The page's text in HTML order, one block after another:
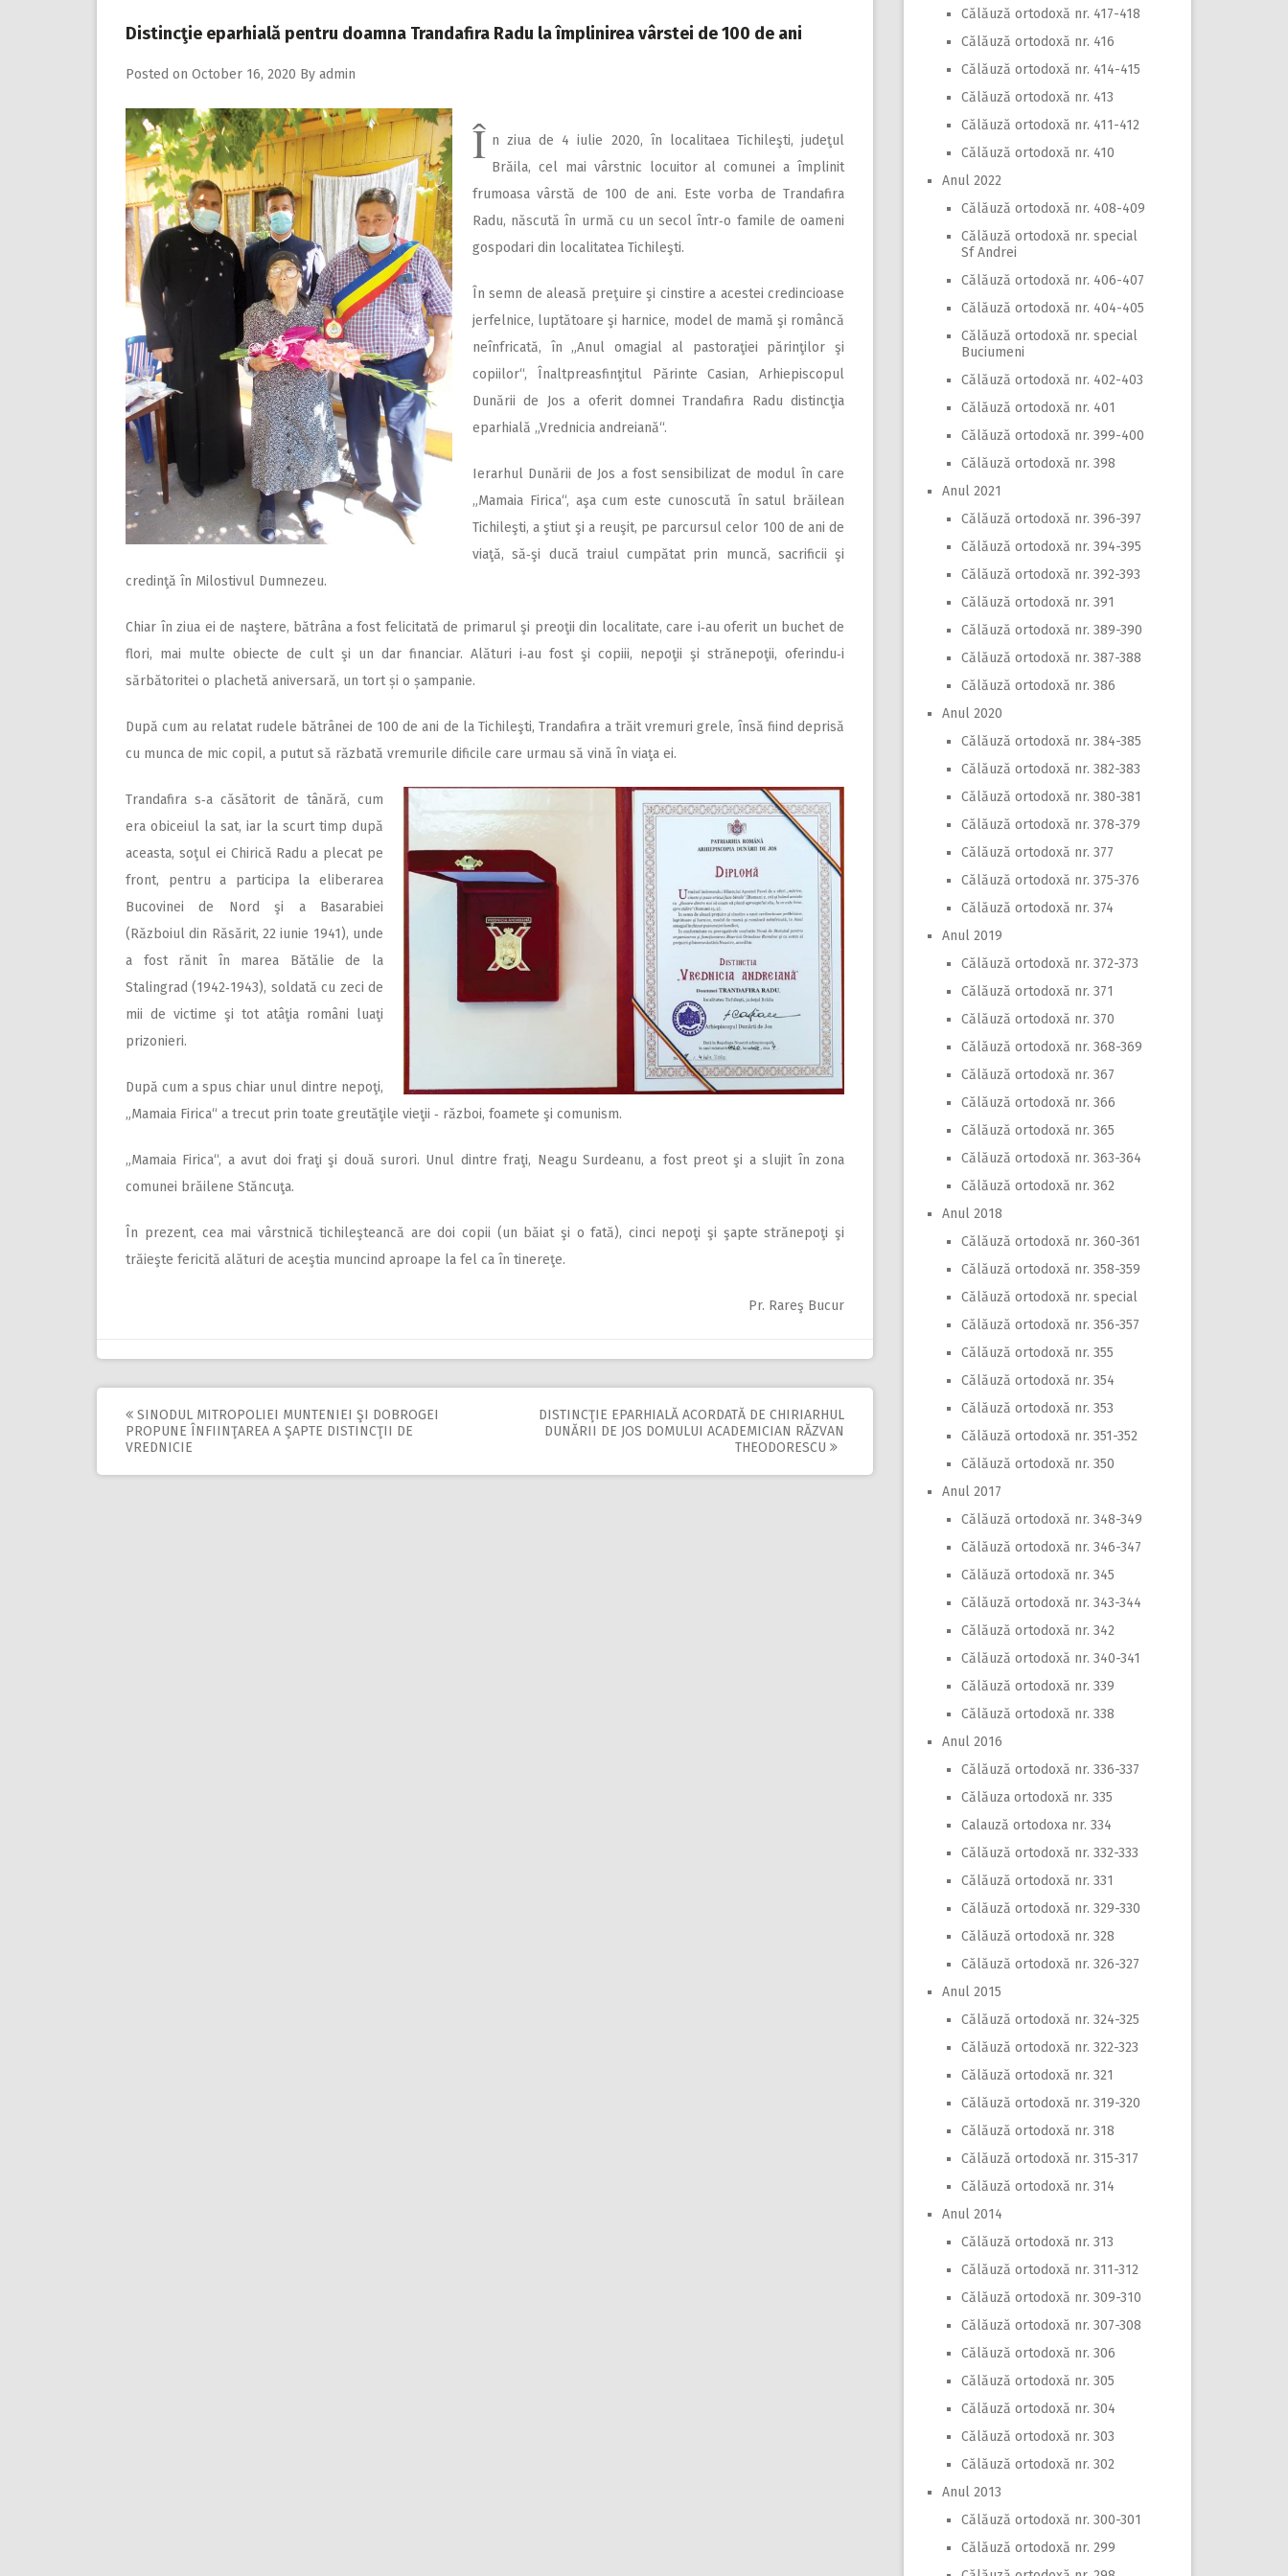
Distincţie eparhială pentru doamna Trandafira Radu la împlinirea vârstei de 100 de ani
Posted on October 16, 2020 By admin
Î n ziua de 4 iulie 2020, în localitaea Tichileşti, judeţul
Brăila, cel mai vârstnic locuitor al comunei a împlinit
frumoasa vârstă de 100 de ani. Este vorba de Trandafira
Radu, născută în urmă cu un secol într‑o famile de oameni
gospodari din localitatea Tichileşti.
În semn de aleasă preţuire şi cinstire a acestei credincioase
jerfelnice, luptătoare şi harnice, model de mamă şi româncă
neînfricată, în „Anul omagial al pastoraţiei părinţilor şi
copiilor“, Înaltpreasfinţitul Părinte Casian, Arhiepiscopul
Dunării de Jos a oferit domnei Trandafira Radu distincţia
eparhială „Vrednicia andreiană“.
Ierarhul Dunării de Jos a fost sensibilizat de modul în care
„Mamaia Firica“, aşa cum este cunoscută în satul brăilean
Tichileşti, a ştiut şi a reuşit, pe parcursul celor 100 de ani de
viaţă, să‑şi ducă traiul cumpătat prin muncă, sacrificii şi
credinţă în Milostivul Dumnezeu.
Chiar în ziua ei de naştere, bătrâna a fost felicitată de primarul şi preoţii din localitate, care i‑au oferit un buchet de
flori, mai multe obiecte de cult şi un dar financiar. Alături i‑au fost şi copiii, nepoţii şi strănepoţii, oferindu‑i
sărbătoritei o plachetă aniversară, un tort și o șampanie.
După cum au relatat rudele bătrânei de 100 de ani de la Tichileşti, Trandafira a trăit vremuri grele, însă fiind deprisă
cu munca de mic copil, a putut să răzbată vremurile dificile care urmau să vină în viaţa ei.
Trandafira s‑a căsătorit de tânără, cum
era obiceiul la sat, iar la scurt timp după
aceasta, soţul ei Chirică Radu a plecat pe
front, pentru a participa la eliberarea
Bucovinei de Nord şi a Basarabiei
(Războiul din Răsărit, 22 iunie 1941), unde
a fost rănit în marea Bătălie de la
Stalingrad (1942‑1943), soldată cu zeci de
mii de victime şi tot atâţia români luaţi
prizonieri.
După cum a spus chiar unul dintre nepoţi,
„Mamaia Firica“ a trecut prin toate greutăţile vieţii ‑ război, foamete şi comunism.
„Mamaia Firica“, a avut doi fraţi şi două surori. Unul dintre fraţi, Neagu Surdeanu, a fost preot şi a slujit în zona
comunei brăilene Stăncuţa.
În prezent, cea mai vârstnică tichileşteancă are doi copii (un băiat şi o fată), cinci nepoţi şi şapte strănepoţi şi
trăieşte fericită alături de aceştia muncind aproape la fel ca în tinereţe.
Pr. Rareş Bucur
Post
navigation
SINODUL MITROPOLIEI MUNTENIEI ŞI DOBROGEI
PROPUNE ÎNFIINŢAREA A ŞAPTE DISTINCŢII DE
VREDNICIE
DISTINCŢIE EPARHIALĂ ACORDATĂ DE CHIRIARHUL
DUNĂRII DE JOS DOMULUI ACADEMICIAN RĂZVAN
THEODORESCU
Călăuză ortodoxă nr. 417-418
Călăuză ortodoxă nr. 416
Călăuză ortodoxă nr. 414-415
Călăuză ortodoxă nr. 413
Călăuză ortodoxă nr. 411-412
Călăuză ortodoxă nr. 410
Anul 2022
Călăuză ortodoxă nr. 408-409
Călăuză ortodoxă nr. special
Sf Andrei
Călăuză ortodoxă nr. 406-407
Călăuză ortodoxă nr. 404-405
Călăuză ortodoxă nr. special
Buciumeni
Călăuză ortodoxă nr. 402-403
Călăuză ortodoxă nr. 401
Călăuză ortodoxă nr. 399-400
Călăuză ortodoxă nr. 398
Anul 2021
Călăuză ortodoxă nr. 396-397
Călăuză ortodoxă nr. 394-395
Călăuză ortodoxă nr. 392-393
Călăuză ortodoxă nr. 391
Călăuză ortodoxă nr. 389-390
Călăuză ortodoxă nr. 387-388
Călăuză ortodoxă nr. 386
Anul 2020
Călăuză ortodoxă nr. 384-385
Călăuză ortodoxă nr. 382-383
Călăuză ortodoxă nr. 380-381
Călăuză ortodoxă nr. 378-379
Călăuză ortodoxă nr. 377
Călăuză ortodoxă nr. 375-376
Călăuză ortodoxă nr. 374
Anul 2019
Călăuză ortodoxă nr. 372-373
Călăuză ortodoxă nr. 371
Călăuză ortodoxă nr. 370
Călăuză ortodoxă nr. 368-369
Călăuză ortodoxă nr. 367
Călăuză ortodoxă nr. 366
Călăuză ortodoxă nr. 365
Călăuză ortodoxă nr. 363-364
Călăuză ortodoxă nr. 362
Anul 2018
Călăuză ortodoxă nr. 360-361
Călăuză ortodoxă nr. 358-359
Călăuză ortodoxă nr. special
Călăuză ortodoxă nr. 356-357
Călăuză ortodoxă nr. 355
Călăuză ortodoxă nr. 354
Călăuză ortodoxă nr. 353
Călăuză ortodoxă nr. 351-352
Călăuză ortodoxă nr. 350
Anul 2017
Călăuză ortodoxă nr. 348-349
Călăuză ortodoxă nr. 346-347
Călăuză ortodoxă nr. 345
Călăuză ortodoxă nr. 343-344
Călăuză ortodoxă nr. 342
Călăuză ortodoxă nr. 340-341
Călăuză ortodoxă nr. 339
Călăuză ortodoxă nr. 338
Anul 2016
Călăuză ortodoxă nr. 336-337
Călăuza ortodoxă nr. 335
Calauză ortodoxa nr. 334
Călăuză ortodoxă nr. 332-333
Călăuză ortodoxă nr. 331
Călăuză ortodoxă nr. 329-330
Călăuză ortodoxă nr. 328
Călăuză ortodoxă nr. 326-327
Anul 2015
Călăuză ortodoxă nr. 324-325
Călăuză ortodoxă nr. 322-323
Călăuză ortodoxă nr. 321
Călăuză ortodoxă nr. 319-320
Călăuză ortodoxă nr. 318
Călăuză ortodoxă nr. 315-317
Călăuză ortodoxă nr. 314
Anul 2014
Călăuză ortodoxă nr. 313
Călăuză ortodoxă nr. 311-312
Călăuză ortodoxă nr. 309-310
Călăuză ortodoxă nr. 307-308
Călăuză ortodoxă nr. 306
Călăuză ortodoxă nr. 305
Călăuză ortodoxă nr. 304
Călăuză ortodoxă nr. 303
Călăuză ortodoxă nr. 302
Anul 2013
Călăuză ortodoxă nr. 300-301
Călăuză ortodoxă nr. 299